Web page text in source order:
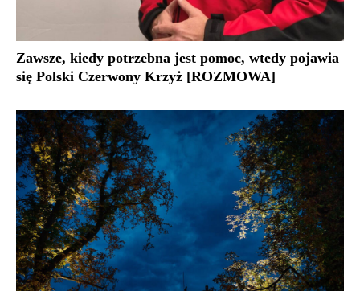
Zawsze, kiedy potrzebna jest pomoc, wtedy pojawia
się Polski Czerwony Krzyż [ROZMOWA]